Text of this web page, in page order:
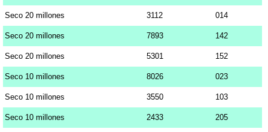
Seco 20 millones 3112 014
Seco 20 millones 7893 142
Seco 20 millones 5301 152
Seco 10 millones 8026 023
Seco 10 millones 3550 103
Seco 10 millones 2433 205